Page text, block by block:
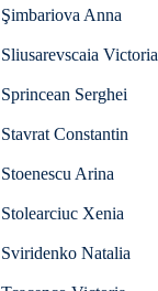
Şimbariova Anna
Sliusarevscaia Victoria
Sprincean Serghei
Stavrat Constantin
Stoenescu Arina
Stolearciuc Xenia
Sviridenko Natalia